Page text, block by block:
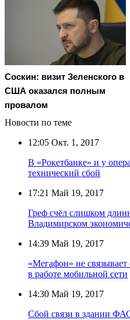
Соскин: визит Зеленского в
США оказался полным
провалом
Новости по теме
12:05 Окт. 1, 2017
В «Рокетбанке» и у
технический сбой
17:21 Май 19, 2017
Греф счёл слишком
Владимирском
14:39 Май 19, 2017
«Мегафон» не
в работе мобильной сети
14:30 Май 19, 2017
Сбой связи в здании